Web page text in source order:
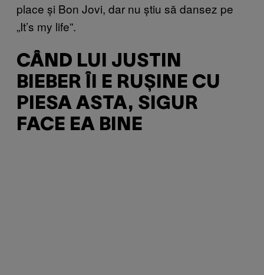
place și Bon Jovi, dar nu știu să dansez pe
„It’s my life”.
CÂND LUI JUSTIN
BIEBER ÎI E RUȘINE CU
PIESA ASTA, SIGUR
FACE EA BINE